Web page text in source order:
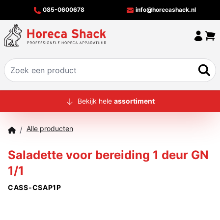
085-0600678 info@horecashack.nl
HOME
MERKEN
Bekijk hele assortiment
/ Alle producten
Saladette voor bereiding 1 deur GN
1/1
CASS-CSAP1P